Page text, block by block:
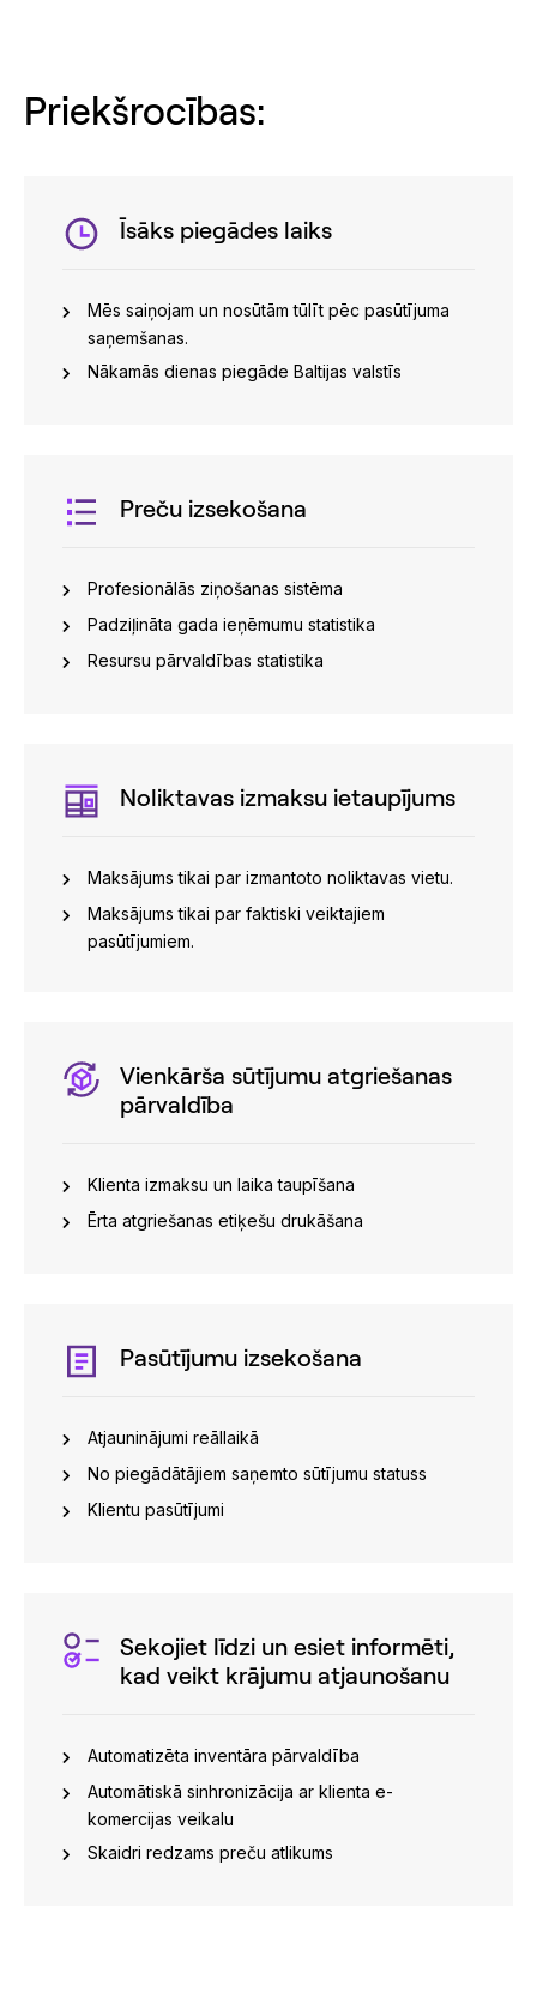
Priekšrocības:
Īsāks piegādes laiks
Mēs saiņojam un nosūtām tūlīt pēc pasūtījuma
saņemšanas.
Nākamās dienas piegāde Baltijas valstīs
Preču izsekošana
Profesionālās ziņošanas sistēma
Padziļināta gada ieņēmumu statistika
Resursu pārvaldības statistika
Noliktavas izmaksu ietaupījums
Maksājums tikai par izmantoto noliktavas vietu.
Maksājums tikai par faktiski veiktajiem
pasūtījumiem.
Vienkārša sūtījumu atgriešanas
pārvaldība
Klienta izmaksu un laika taupīšana
Ērta atgriešanas etiķešu drukāšana
Pasūtījumu izsekošana
Atjauninājumi reāllaikā
No piegādātājiem saņemto sūtījumu statuss
Klientu pasūtījumi
Sekojiet līdzi un esiet informēti,
kad veikt krājumu atjaunošanu
Automatizēta inventāra pārvaldība
Automātiskā sinhronizācija ar klienta e-
komercijas veikalu
Skaidri redzams preču atlikums